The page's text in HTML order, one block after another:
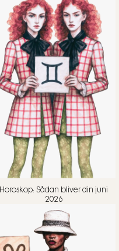
Horoskop: Sådan bliver din juni
2026